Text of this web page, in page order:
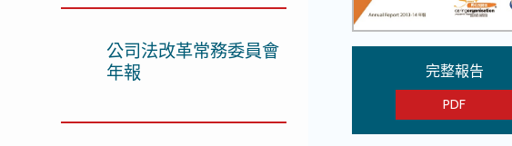
公司法改革常務委員會
年報
完整報告
PDF